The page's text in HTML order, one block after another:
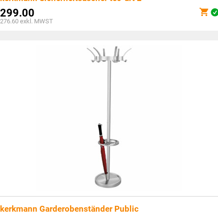
299.00
276.60 exkl. MWST
kerkmann Garderobenständer Public